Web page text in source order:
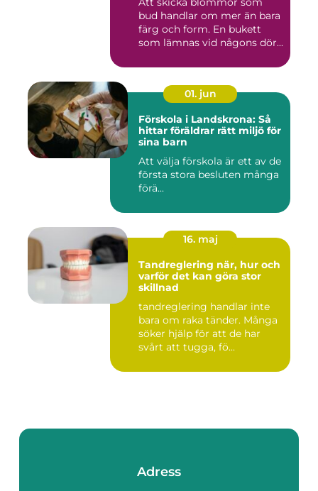
bud handlar om mer än bara
färg och form. En bukett
som lämnas vid någons dör...
01. jun
Förskola i Landskrona: Så
hittar föräldrar rätt miljö för
sina barn
Att välja förskola är ett av de
första stora besluten många
förä...
16. maj
Tandreglering när, hur och
varför det kan göra stor
skillnad
tandreglering handlar inte
bara om raka tänder. Många
söker hjälp för att de har
svårt att tugga, fö...
Adress